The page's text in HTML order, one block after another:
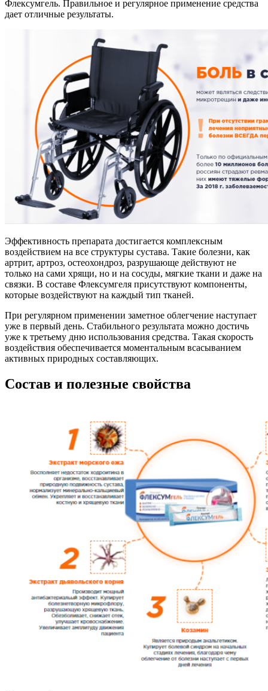
Флексумгель. Правильное и регулярное применение средства
дает отличные результаты.
Эффективность препарата достигается комплексным
воздействием на все структуры сустава. Такие болезни, как
артрит, артроз, остеохондроз, разрушающе действуют не
только на сами хрящи, но и на сосуды, мягкие ткани и даже на
связки. В составе Флексумгеля присутствуют компоненты,
которые воздействуют на каждый тип тканей.
При регулярном применении заметное облегчение наступает
уже в первый день. Стабильного результата можно достичь
уже к третьему дню использования средства. Такая скорость
воздействия обеспечивается моментальным всасыванием
активных природных составляющих.
Состав и полезные свойства